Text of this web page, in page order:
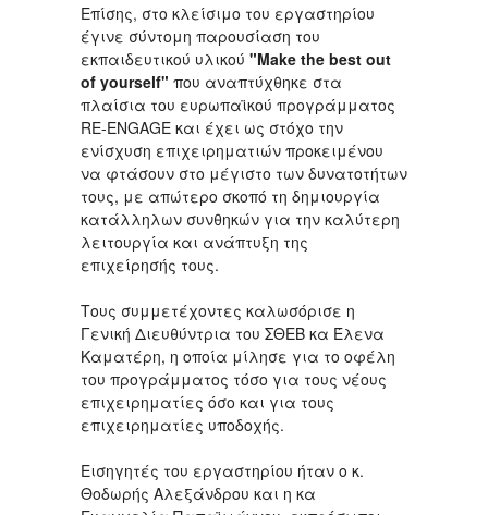
Επίσης, στο κλείσιμο του εργαστηρίου
έγινε σύντομη παρουσίαση του
εκπαιδευτικού υλικού "Make the best out
of yourself" που αναπτύχθηκε στα
πλαίσια του ευρωπαϊκού προγράμματος
RE-ENGAGE και έχει ως στόχο την
ενίσχυση επιχειρηματιών προκειμένου
να φτάσουν στο μέγιστο των δυνατοτήτων
τους, με απώτερο σκοπό τη δημιουργία
κατάλληλων συνθηκών για την καλύτερη
λειτουργία και ανάπτυξη της
επιχείρησής τους.
Τους συμμετέχοντες καλωσόρισε η
Γενική Διευθύντρια του ΣΘΕΒ κα Έλενα
Καματέρη, η οποία μίλησε για το οφέλη
του προγράμματος τόσο για τους νέους
επιχειρηματίες όσο και για τους
επιχειρηματίες υποδοχής.
Εισηγητές του εργαστηρίου ήταν ο κ.
Θοδωρής Αλεξάνδρου και η κα